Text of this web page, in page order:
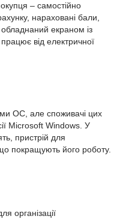
– самостійно
нараховані бали,
екраном із
від електричної
ОС, але споживачі цих
Microsoft Windows. У
пристрій для
покращують його роботу.
організації